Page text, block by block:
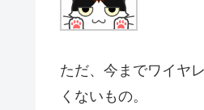
ただ、今までワイヤ
くないもの。